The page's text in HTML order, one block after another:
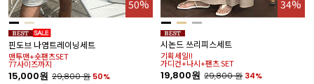
50%
핀도브 나염트레이닝세트
맨투맨+숏팬츠SET
77사이즈까지
15,000원 29,800원 50%
34%
시논드 쓰리피스세트
기획세일!!
가디건+나시+팬츠 SET
19,800원 29,800원 34%